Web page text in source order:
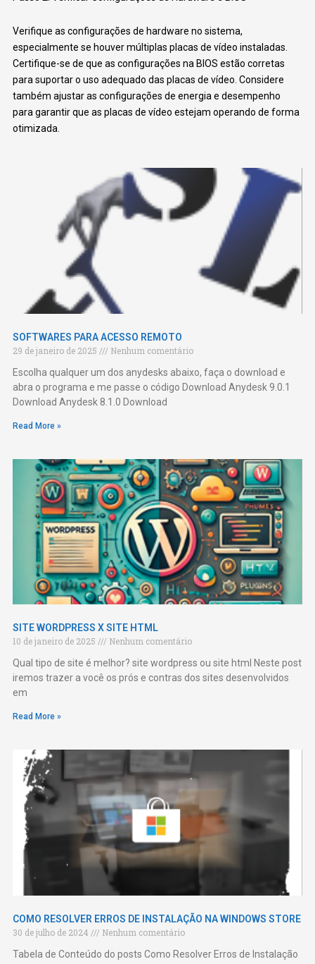
Verifique as configurações de hardware no sistema,
especialmente se houver múltiplas placas de vídeo instaladas.
Certifique-se de que as configurações na BIOS estão corretas
para suportar o uso adequado das placas de vídeo. Considere
também ajustar as configurações de energia e desempenho
para garantir que as placas de vídeo estejam operando de forma
otimizada.
SOFTWARES PARA ACESSO REMOTO
29 de janeiro de 2025
Nenhum comentário
Escolha qualquer um dos anydesks abaixo, faça o download e
abra o programa e me passe o código Download Anydesk 9.0.1
Download Anydesk 8.1.0 Download
Read More »
SITE WORDPRESS X SITE HTML
10 de janeiro de 2025
Nenhum comentário
Qual tipo de site é melhor? site wordpress ou site html Neste post
iremos trazer a você os prós e contras dos sites desenvolvidos
em
Read More »
COMO RESOLVER ERROS DE INSTALAÇÃO NA WINDOWS STORE
30 de julho de 2024
Nenhum comentário
Tabela de Conteúdo do posts Como Resolver Erros de Instalação